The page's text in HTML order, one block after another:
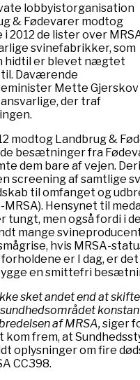
lobbyistorganisation
& Fødevarer modtog
i 2012 de lister over
svinefabrikker, som
hidtil er blevet nægtet
Daværende
Mette Gjerskov
der traf
modtog Landbrug &
besætninger fra
dem bare af vejen.
screening af samtlige
til omfanget og
MRSA). Hensynet til
tungt, men også fordi i
mange
hvis MRSA-
forholdene er I dag, er
en smittefri
sket andet end at
af MRSA,siger
kom frem, at
oplysninger om fire
CC398.